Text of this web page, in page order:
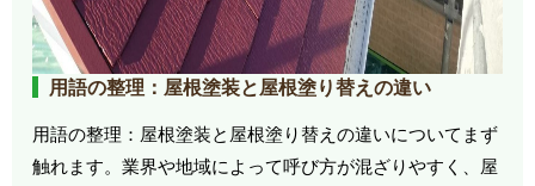
用語の整理：屋根塗装と屋根塗り替えの違い
用語の整理：屋根塗装と屋根塗り替えの違いについてまず
触れます。業界や地域によって呼び方が混ざりやすく、屋